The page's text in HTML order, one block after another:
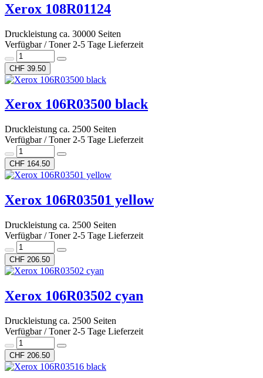
Xerox 108R01124
Druckleistung ca. 30000 Seiten
Verfügbar / Toner 2-5 Tage Lieferzeit
CHF 39.50
Xerox 106R03500 black
Druckleistung ca. 2500 Seiten
Verfügbar / Toner 2-5 Tage Lieferzeit
CHF 164.50
Xerox 106R03501 yellow
Druckleistung ca. 2500 Seiten
Verfügbar / Toner 2-5 Tage Lieferzeit
CHF 206.50
Xerox 106R03502 cyan
Druckleistung ca. 2500 Seiten
Verfügbar / Toner 2-5 Tage Lieferzeit
CHF 206.50